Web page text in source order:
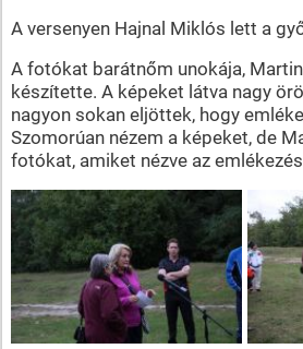
A versenyen Hajnal Miklós lett a
A fotókat barátnőm unokája,
készítette. A képeket látva nagy
nagyon sokan eljöttek, hogy
Szomorúan nézem a képeket, de
fotókat, amiket nézve az